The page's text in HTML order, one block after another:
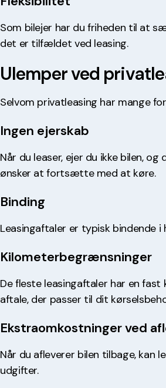
Som bilejer har du friheden til at
det er tilfældet ved leasing.
Ulemper ved
Selvom privatleasing har mange
Ingen ejerskab
Når du leaser, ejer du ikke bilen,
ønsker at fortsætte med at køre.
Binding
Leasingaftaler er typisk bindende
Kilometerbegrænsninger
De fleste leasingaftaler har en
aftale, der passer til dit
Ekstraomkostninger ved
Når du afleverer bilen tilbage,
udgifter.